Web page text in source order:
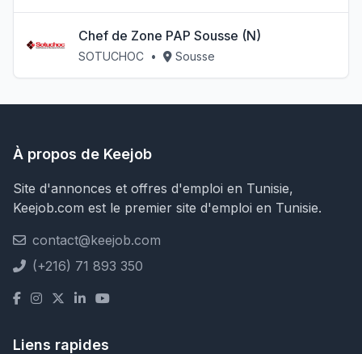
Chef de Zone PAP Sousse (N)
SOTUCHOC • Sousse
À propos de Keejob
Site d'annonces et offres d'emploi en Tunisie,
Keejob.com est le premier site d'emploi en Tunisie.
contact@keejob.com
(+216) 71 893 350
Liens rapides